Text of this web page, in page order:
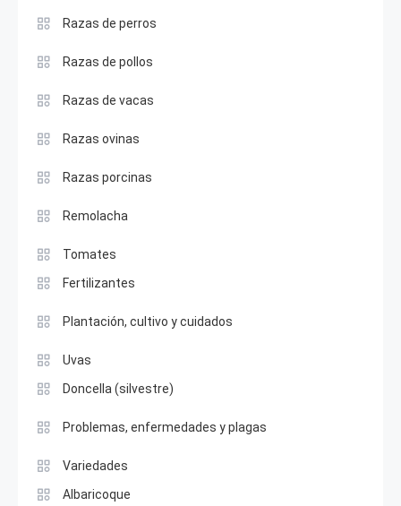
Razas de perros
Razas de pollos
Razas de vacas
Razas ovinas
Razas porcinas
Remolacha
Tomates
Fertilizantes
Plantación, cultivo y cuidados
Uvas
Doncella (silvestre)
Problemas, enfermedades y plagas
Variedades
Albaricoque